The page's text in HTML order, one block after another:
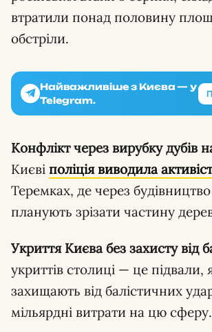
втратили понад половину
обстріли.
Найважливіше з Києва — у
Telegram.
Конфлікт через вирубку дубів
Києві поліція виводила
Теремках, де через
планують зрізати частину
Укриття Києва без захисту від
укриттів столиці — це підвали,
захищають від балістичних
мільярдні витрати на цю сферу.